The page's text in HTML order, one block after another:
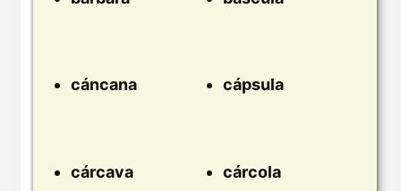
cáncana cápsula
cárcava cárcola